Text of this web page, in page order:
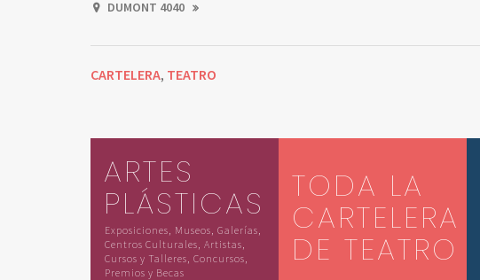
DUMONT 4040
CARTELERA, TEATRO
ARTES
PLÁSTICAS
Exposiciones, Museos, Galerías,
Centros Culturales, Artistas,
Cursos y Talleres, Concursos,
Premios y Becas
TODA LA
CARTELERA
DE TEATRO